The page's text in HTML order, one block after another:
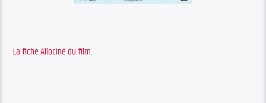
La fiche Allociné du film.